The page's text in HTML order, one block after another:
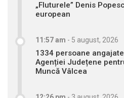
„Fluturele” Denis
european
11:57 am - 5 august, 2026
1334 persoane
Agenției Județene
Muncă Vâlcea